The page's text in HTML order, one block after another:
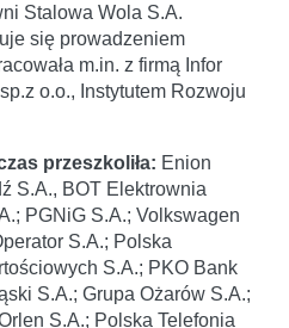
Stalowa Wola S.A.
się prowadzeniem
m.in. z firmą Infor
o.o., Instytutem Rozwoju
przeszkoliła: Enion
S.A., BOT Elektrownia
PGNiG S.A.; Volkswagen
S.A.; Polska
S.A.; PKO Bank
S.A.; Grupa Ożarów S.A.;
S.A.; Polska Telefonia